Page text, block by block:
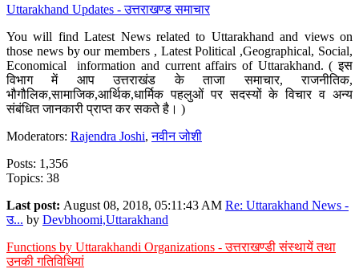
Uttarakhand Updates - उत्तराखण्ड समाचार
You will find Latest News related to Uttarakhand and views on
those news by our members , Latest Political ,Geographical, Social,
Economical information and current affairs of Uttarakhand. ( इस
विभाग में आप उत्तराखंड के ताजा समाचार, राजनीतिक,
भौगौलिक,सामाजिक,आर्थिक,धार्मिक पहलुओं पर सदस्यों के विचार व अन्य
संबंधित जानकारी प्राप्त कर सकते है। )
Moderators: Rajendra Joshi,नवीन जोशी
Posts: 1,356
Topics: 38
Last post: August 08, 2018, 05:11:43 AM Re: Uttarakhand News -
उ... by Devbhoomi,Uttarakhand
Functions by Uttarakhandi Organizations - उत्तराखण्डी संस्थायें तथा
उनकी गतिविधियां